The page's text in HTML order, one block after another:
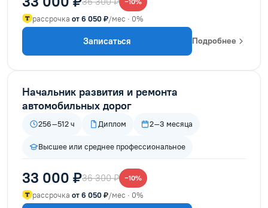
рассрочка от 6 050 ₽/мес · 0%
Записаться Подробнее
Начальник развития и ремонта
автомобильных дорог
256–512 ч Диплом 2–3 месяца
Высшее или среднее профессиональное
33 000 ₽36 300 ₽ −10%
рассрочка от 6 050 ₽/мес · 0%